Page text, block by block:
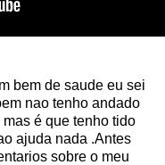
bem de saude eu sei
nao tenho andado
é que tenho tido
ajuda nada .Antes
sobre o meu